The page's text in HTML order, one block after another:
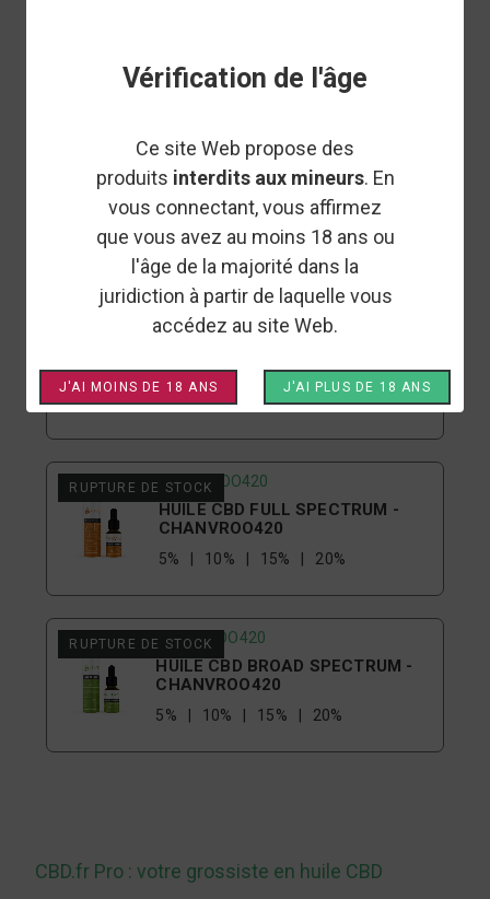
Vérification de l'âge
Ce site Web propose des
produits interdits aux mineurs. En
vous connectant, vous affirmez
que vous avez au moins 18 ans ou
l'âge de la majorité dans la
juridiction à partir de laquelle vous
accédez au site Web.
J'AI MOINS DE 18 ANS J'AI PLUS DE 18 ANS
10% 15% 25% 20%
HARVEST LABORATOIRES
HUILE CBD BROAD SPECTRUM -
HARVEST LABORATOIRES
5% 10% 20% 30%
RUPTURE DE STOCK
HARVEST LABORATOIRES
HARVEST LABORATOIRES
5% 10% 20% 30% 50%
RUPTURE DE STOCK
CHANVROO420
HUILE CBD FULL SPECTRUM -
CHANVROO420
5% 10% 15% 20%
RUPTURE DE STOCK
CHANVROO420
HUILE CBD BROAD SPECTRUM -
CHANVROO420
5% 10% 15% 20%
RUPTURE DE STOCK
CBD.fr Pro : votre grossiste en huile CBD